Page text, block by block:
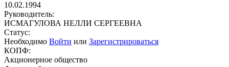
10.02.1994
Руководитель:
ИСМАГУЛОВА НЕЛЛИ СЕРГЕЕВНА
Статус:
Необходимо Войти или Зарегистрироваться
КОПФ:
Акционерное общество